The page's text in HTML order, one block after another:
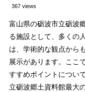
367 views
富山県の砺波市立砺波
る施設として、多くの
は、学術的な観点から
展示があります。ここ
すすめポイントについ
立砺波郷土資料館最大